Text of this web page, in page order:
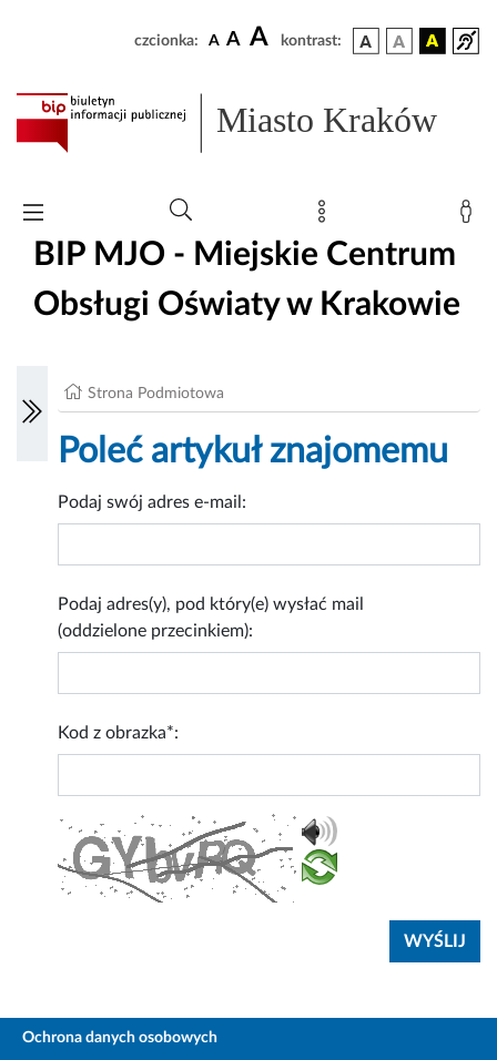
czcionka: A A A kontrast:
Miasto Kraków
BIP MJO - Miejskie Centrum
Obsługi Oświaty w Krakowie
Strona Podmiotowa
Poleć artykuł znajomemu
Podaj swój adres e-mail:
Podaj adres(y), pod który(e) wysłać mail
(oddzielone przecinkiem):
Kod z obrazka*:
Ochrona danych osobowych